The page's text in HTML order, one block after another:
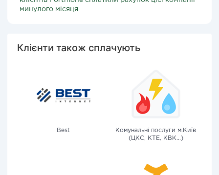
минулого місяця
Клієнти також сплачують
Best
Комунальні послуги м.Київ
(ЦКС, КТЕ, КВК...)